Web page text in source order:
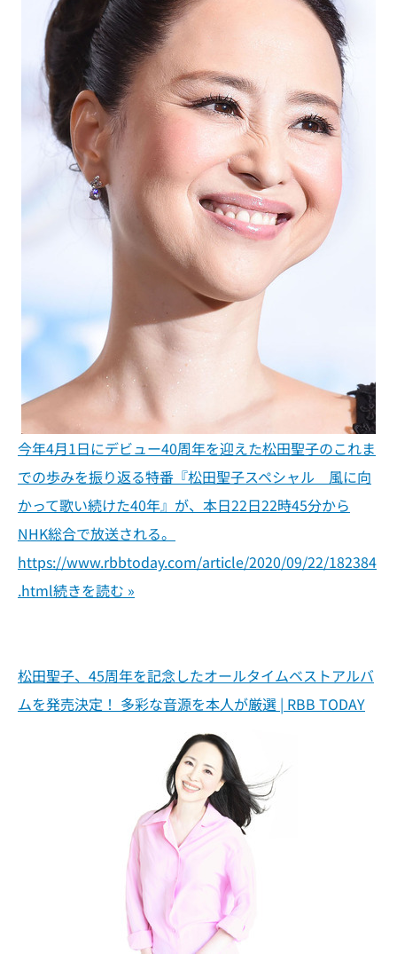
今年4月1日にデビュー40周年を迎えた松田聖子のこれま
での歩みを振り返る特番『松田聖子スペシャル 風に向
かって歌い続けた40年』が、本日22日22時45分から
NHK総合で放送される。
https://www.rbbtoday.com/article/2020/09/22/182384
.html続きを読む »
松田聖子、45周年を記念したオールタイムベストアルバ
ムを発売決定！ 多彩な音源を本人が厳選 | RBB TODAY